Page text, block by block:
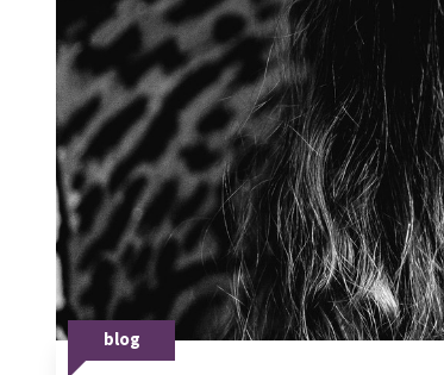
blog